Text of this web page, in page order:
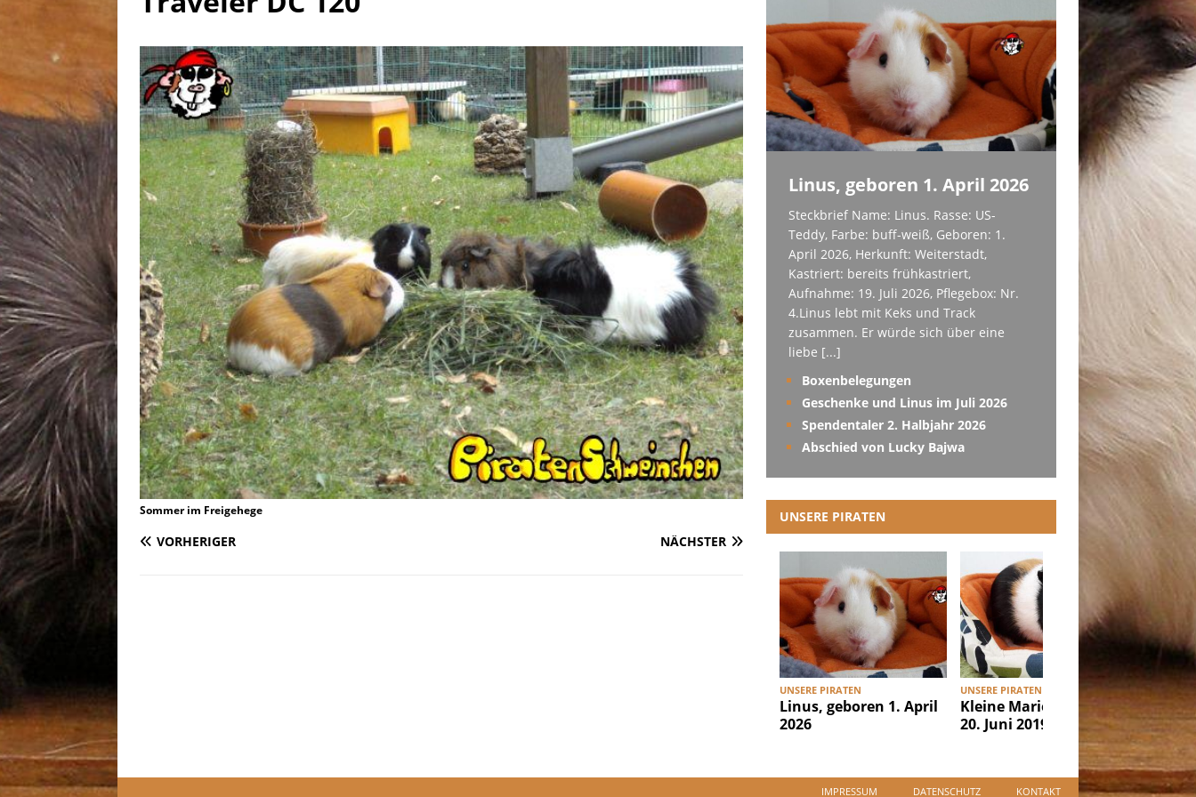
Sommer im Freigehege
VORHERIGER NÄCHSTER
Linus, geboren 1. April 2026
Steckbrief Name: Linus. Rasse: US-
Teddy, Farbe: buff-weiß, Geboren: 1.
April 2026, Herkunft: Weiterstadt,
Kastriert: bereits frühkastriert,
Aufnahme: 19. Juli 2026, Pflegebox: Nr.
4.Linus lebt mit Keks und Track
zusammen. Er würde sich über eine
liebe [...]
Boxenbelegungen
Geschenke und Linus im Juli 2026
Spendentaler 2. Halbjahr 2026
Abschied von Lucky Bajwa
UNSERE PIRATEN
UNSERE PIRATEN
Linus, geboren 1. April
2026
UNSERE PIRATEN
Kleine Marie, geboren
20. Juni 2019
UNSERE
Ibiza,
IMPRESSUM DATENSCHUTZ KONTAKT